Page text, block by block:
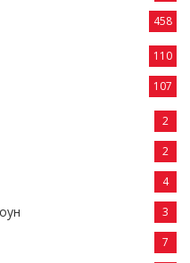
458
110
107
2
2
4
3
7